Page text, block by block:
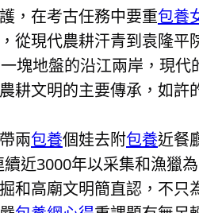
，在考古任務中要重包養
從現代農耕汗青到袁隆平
塊地盤的沿江兩岸，現代
耕文明的主要傳承，如許
兩包養個娃去附包養近餐
近3000年以采集和漁獵
和高廟文明簡直認，不只